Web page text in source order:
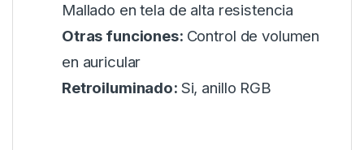
Mallado en tela de alta resistencia
Otras funciones: Control de volumen
en auricular
Retroiluminado: Si, anillo RGB